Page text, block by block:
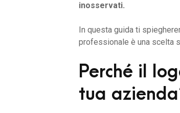
inosservati.
In questa guida ti
professionale è una scelta
Perché il
tua